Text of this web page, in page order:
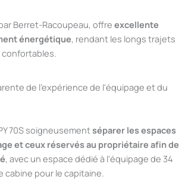
Berret-Racoupeau, offre excellente
énergétique, rendant les longs trajets
de l'expérience de l'équipage et du
70S soigneusement séparer les espaces
et ceux réservés au propriétaire afin de
, avec un espace dédié à l'équipage de 34
cabine pour le capitaine.